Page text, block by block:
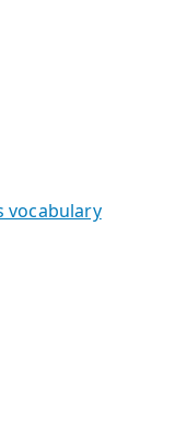
vocabulary